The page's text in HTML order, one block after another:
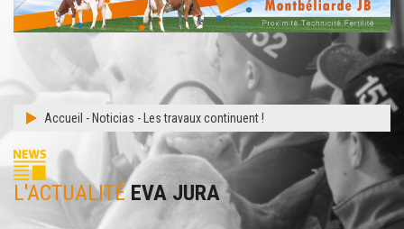
Accueil - Noticias - Les travaux continuent !
L'ACTUALITÉEVA JURA